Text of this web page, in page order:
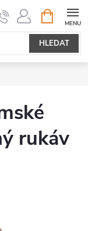
HLEDAT
NÁKUPNÍ
KOŠÍK
rukáv